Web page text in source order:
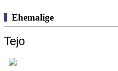
Ehemalige
Tejo